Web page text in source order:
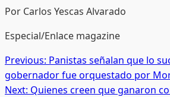
Por Carlos Yescas Alvarado
Especial/Enlace magazine
Post
navigation
Previous: Panistas señalan que lo
gobernador fue orquestado por
Next: Quienes creen que ganaron